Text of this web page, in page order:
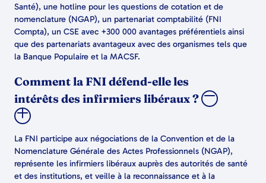
Santé), une hotline pour les questions de cotation et de
nomenclature (NGAP), un partenariat comptabilité (FNI
Compta), un CSE avec +300 000 avantages préférentiels ainsi
que des partenariats avantageux avec des organismes tels que
la Banque Populaire et la MACSF.
Comment la FNI défend-elle les
intérêts des infirmiers libéraux ?
La FNI participe aux négociations de la Convention et de la
Nomenclature Générale des Actes Professionnels (NGAP),
représente les infirmiers libéraux auprès des autorités de santé
et des institutions, et veille à la reconnaissance et à la